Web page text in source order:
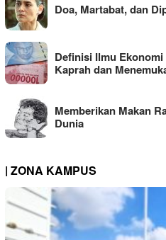
Doa, Martabat, dan
Definisi Ilmu
Kaprah dan
Memberikan Makan
Dunia
| ZONA KAMPUS